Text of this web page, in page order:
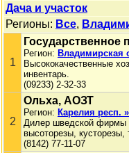
Дача и участок
Регионы: Все,
1
Государственное
Регион: Владимирская
Высококачественные
инвентарь.
(09233) 2-32-33
2
Ольха, АОЗТ
Регион: Карелия респ.
Дилер шведской фирмы
высоторезы,
(8142) 77-11-07